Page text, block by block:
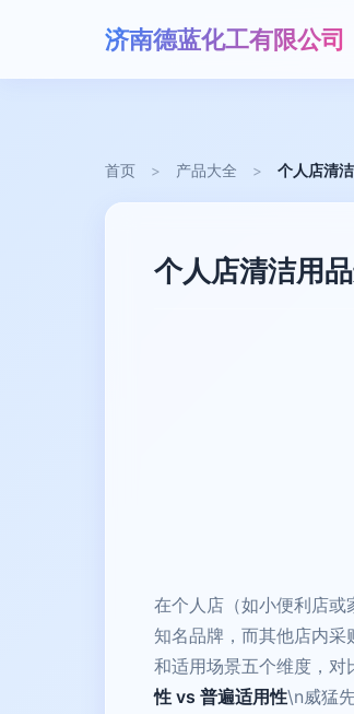
济南德蓝化工有限公司
首页 > 产品大全 > 个人店清
个人店清洁用
在个人店（如小便利店
知名品牌，而其他店内
和适用场景五个维度，对
性 vs 普遍适用性\n威猛